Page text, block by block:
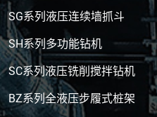
SG系列液压连续墙抓斗
SH系列多功能钻机
SC系列液压铣削搅拌钻机
BZ系列全液压步履式桩架